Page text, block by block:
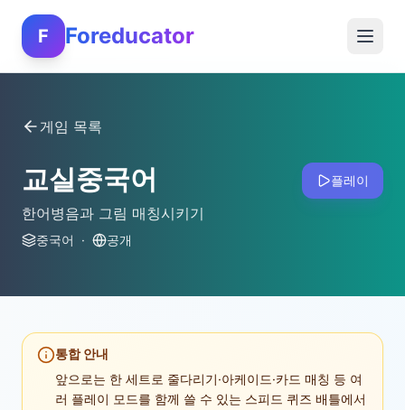
F Foreducator
게임 목록
교실중국어
한어병음과 그림 매칭시키기
중국어 · 공개
플레이
통합 안내
앞으로는 한 세트로 줄다리기·아케이드·카드 매칭 등 여
러 플레이 모드를 함께 쓸 수 있는 스피드 퀴즈 배틀에서